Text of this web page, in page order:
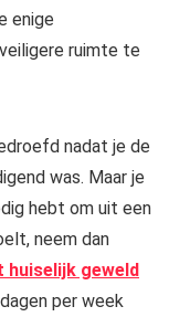
enige
ruimte te
nadat je de
was. Maar je
hebt om uit een
neem dan
huiselijk geweld
per week